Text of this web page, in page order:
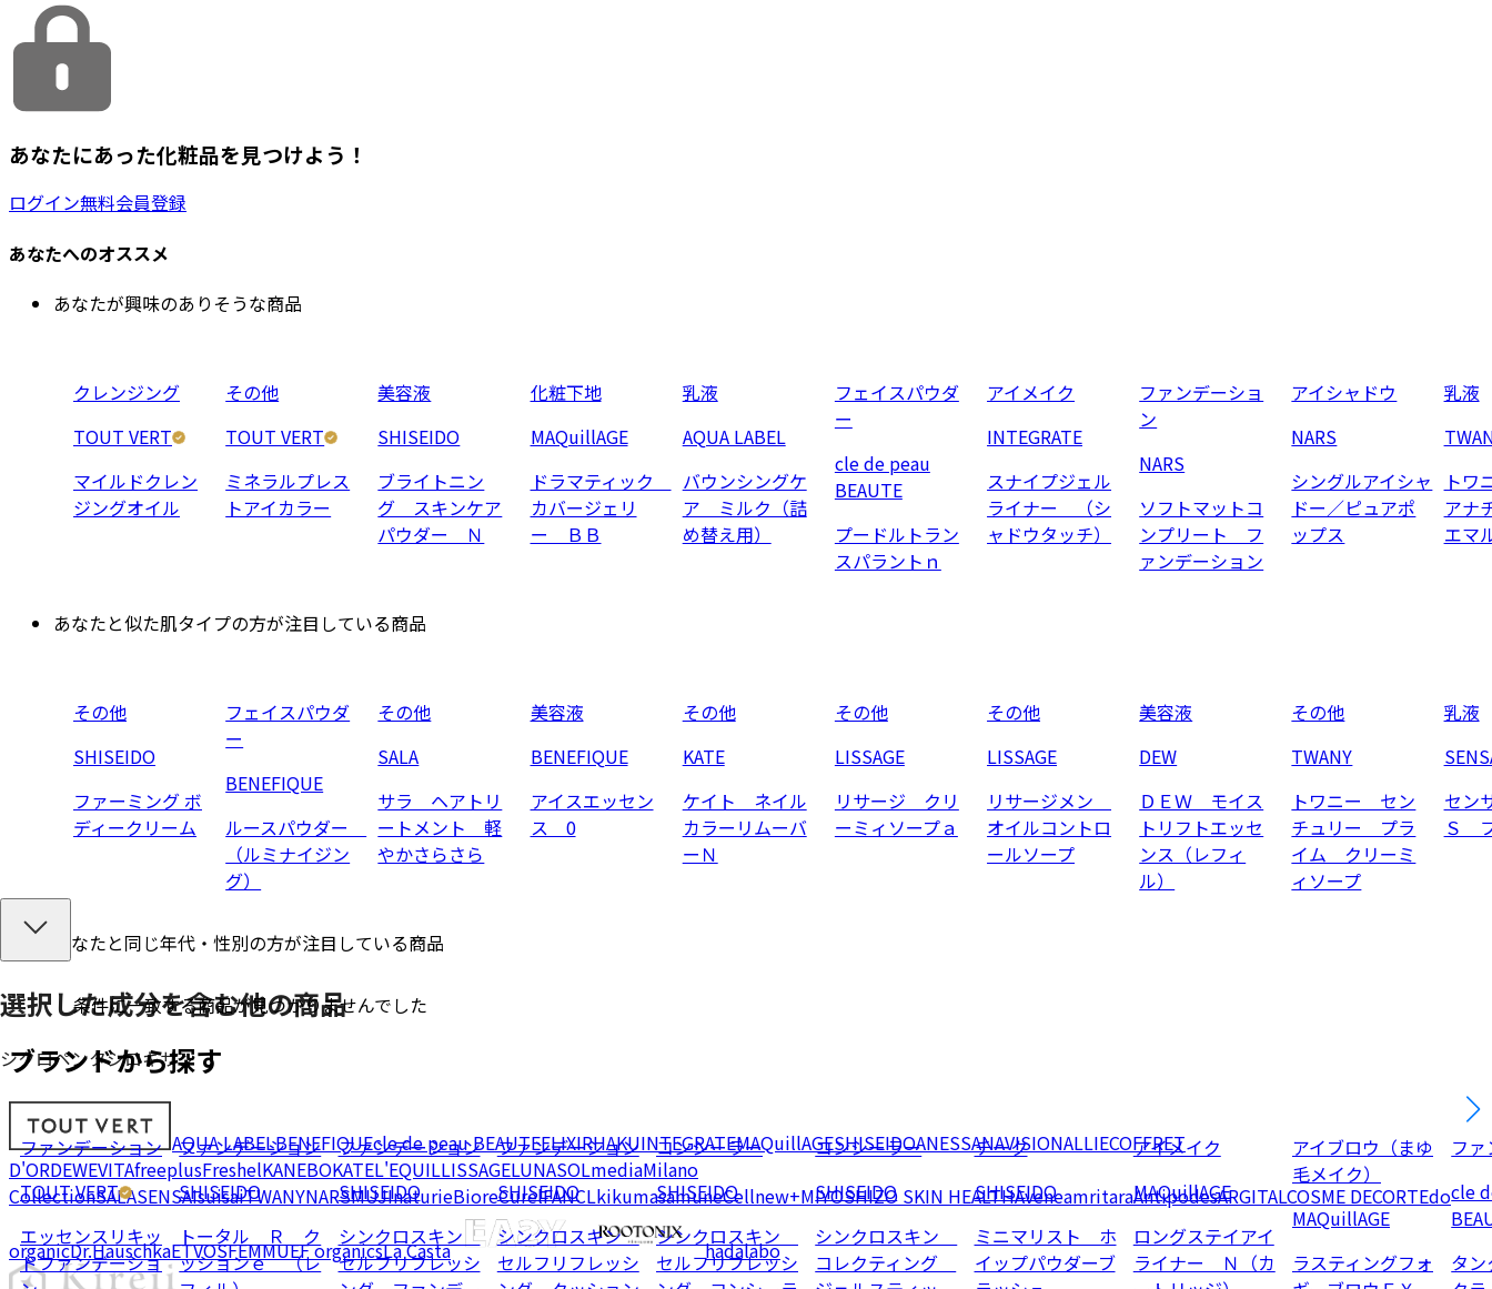
選択した成分を含む他の商品
シクロペンタシロキサン
ファンデーション
TOUT VERT
エッセンスリキッ
ドファンデーショ
ファンデーション
SHISEIDO
トータル Ｒ ク
ッションｅ （レ
ファンデーション
SHISEIDO
シンクロスキン
セルフリフレッシ
ファンデーション
SHISEIDO
シンクロスキン
セルフリフレッシ
コンシーラー
SHISEIDO
シンクロスキン
セルフリフレッシ
コンシーラー
SHISEIDO
シンクロスキン
コレクティング
チーク
SHISEIDO
ミニマリスト ホ
イップパウダーブ
アイメイク
MAQuillAGE
ロングステイアイ
ライナー Ｎ（カ
アイブロウ（まゆ
毛メイク）
MAQuillAGE
ラスティングフォ
フ
cle
タ
あなたにあった化粧品を見つけよう！
ログイン無料会員登録
あなたへのオススメ
あなたが興味のありそうな商品
クレンジング
TOUT VERT
マイルドクレン
ジングオイル
その他
TOUT VERT
ミネラルプレス
トアイカラー
美容液
SHISEIDO
ブライトニン
グ スキンケア
パウダー Ｎ
化粧下地
MAQuillAGE
ドラマティック
カバージェリ
ー ＢＢ
乳液
AQUA LABEL
バウンシングケ
ア ミルク（詰
め替え用）
フェイスパウダ
ー
cle de peau
BEAUTE
プードルトラン
スパラントｎ
アイメイク
INTEGRATE
スナイプジェル
ライナー （シ
ャドウタッチ）
ファンデーショ
ン
NARS
ソフトマットコ
ンプリート フ
ァンデーション
アイシャドウ
NARS
シングルアイシャ
ドー／ピュアポ
ップス
乳液
ト
アナ
エマ
あなたと似た肌タイプの方が注目している商品
その他
SHISEIDO
ファーミング ボ
ディークリーム
フェイスパウダ
ー
BENEFIQUE
ルースパウダー
（ルミナイジン
グ）
その他
SALA
サラ ヘアトリ
ートメント 軽
やかさらさら
美容液
BENEFIQUE
アイスエッセン
ス 0
その他
KATE
ケイト ネイル
カラーリムーバ
ーＮ
その他
LISSAGE
リサージ クリ
ーミィソープａ
その他
LISSAGE
リサージメン
オイルコントロ
ールソープ
美容液
DEW
ＤＥＷ モイス
トリフトエッセ
ンス（レフィ
ル）
その他
TWANY
トワニー セン
チュリー プラ
イム クリーミ
ィソープ
乳液
セン
Ｓ
あなたと同じ年代・性別の方が注目している商品
条件に一致する商品が見つかりませんでした
ブランドから探す
AQUA LABELBENEFIQUEcle de peau BEAUTEELIXIRHAKUINTEGRATEMAQuillAGESHISEIDOANESSANAVISIONALLIECOFFRET
D'ORDEWEVITAfreeplusFreshelKANEBOKATEL'EQUILLISSAGELUNASOLmediaMilano
CollectionSALASENSAIsuisaiTWANYNARSMUJInaturieBioreCurelFANCLkikumasamuneCellnew+MIYOSHIZO SKIN HEALTHAveneamritaraAntipodesARGITALCOSME DECORTEdo
organicDr.HauschkaETVOSFEMMUEF organicsLa Casta hadalabo